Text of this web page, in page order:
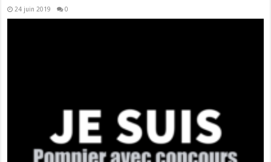
24 juin 2019 0